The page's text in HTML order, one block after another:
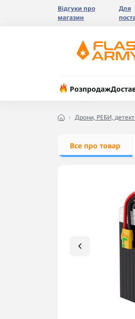
Відгуки про
магазин
Для
Розпродаж
Дрони, РЕБИ,
Все про товар